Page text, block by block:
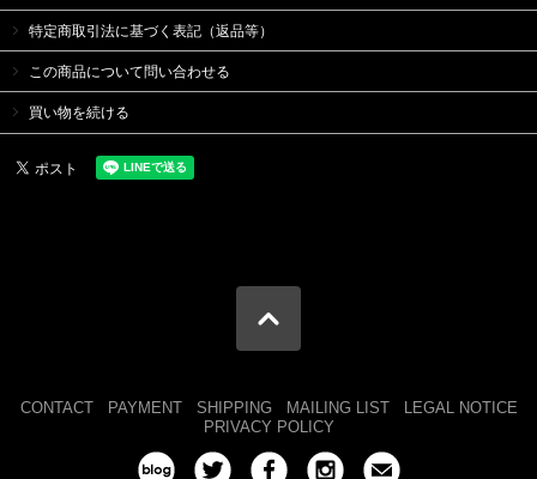
特定商取引法に基づく表記（返品等）
この商品について問い合わせる
買い物を続ける
CONTACT PAYMENT SHIPPING MAILING LIST
LEGAL NOTICE
PRIVACY POLICY